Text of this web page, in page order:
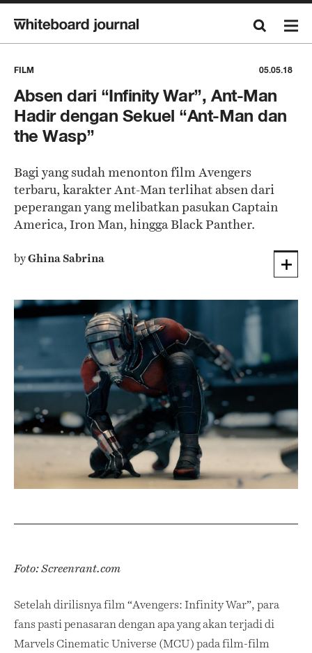
FILM 05.05.18
Absen dari “Infinity War”, Ant-Man
Hadir dengan Sekuel “Ant-Man dan
the Wasp”
Bagi yang sudah menonton film Avengers
terbaru, karakter Ant-Man terlihat absen dari
peperangan yang melibatkan pasukan Captain
America, Iron Man, hingga Black Panther.
byGhina Sabrina
Foto: Screenrant.com
Setelah dirilisnya film “Avengers: Infinity War”, para
fans pasti penasaran dengan apa yang akan terjadi di
Marvels Cinematic Universe (MCU) pada film-film